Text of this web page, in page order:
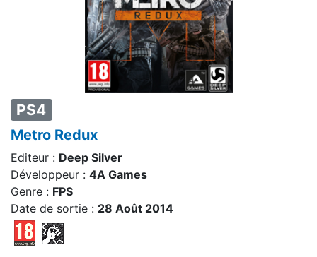
PS4
Metro Redux
Editeur : Deep Silver
Développeur : 4A Games
Genre : FPS
Date de sortie : 28 Août 2014